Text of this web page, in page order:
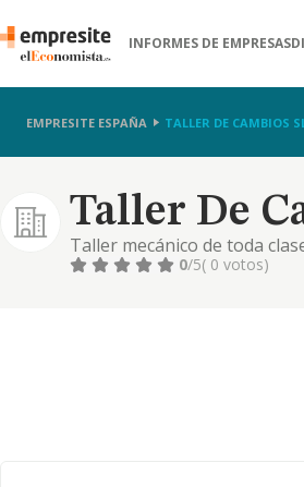
INFORMES DE EMPRESAS
EMPRESITE ESPAÑA TALLER DE CAMBIOS
Taller De
Taller mecánico de toda
0/5( 0 votos)